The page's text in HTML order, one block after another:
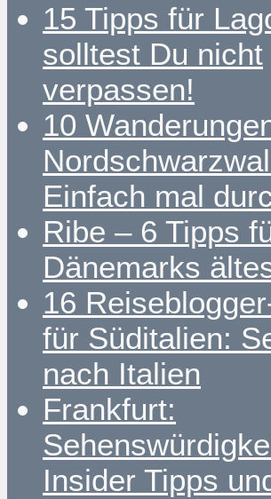
15 Tipps für
solltest Du nicht
verpassen!
10
Einfach mal
Ribe – 6 Tipps
Dänemarks
16
für Süditalien:
nach Italien
Frankfurt:
Insider Tipps